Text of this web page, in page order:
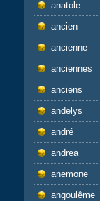
anatole
ancien
ancienne
anciennes
anciens
andelys
andré
andrea
anemone
angoulême